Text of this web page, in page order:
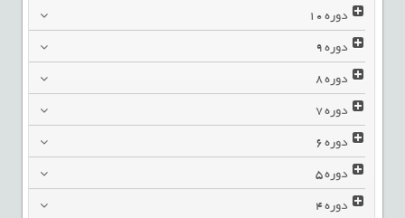
دوره10
دوره9
دوره8
دوره7
دوره6
دوره5
دوره4